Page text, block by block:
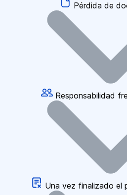
Pérdida de
Responsabilidad
Una vez finalizado el